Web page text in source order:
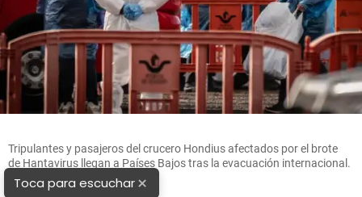
Tripulantes y pasajeros del crucero Hondius afectados por el brote
de Hantavirus llegan a Países Bajos tras la evacuación internacional.
Foto: Getty
Toca para escuchar×